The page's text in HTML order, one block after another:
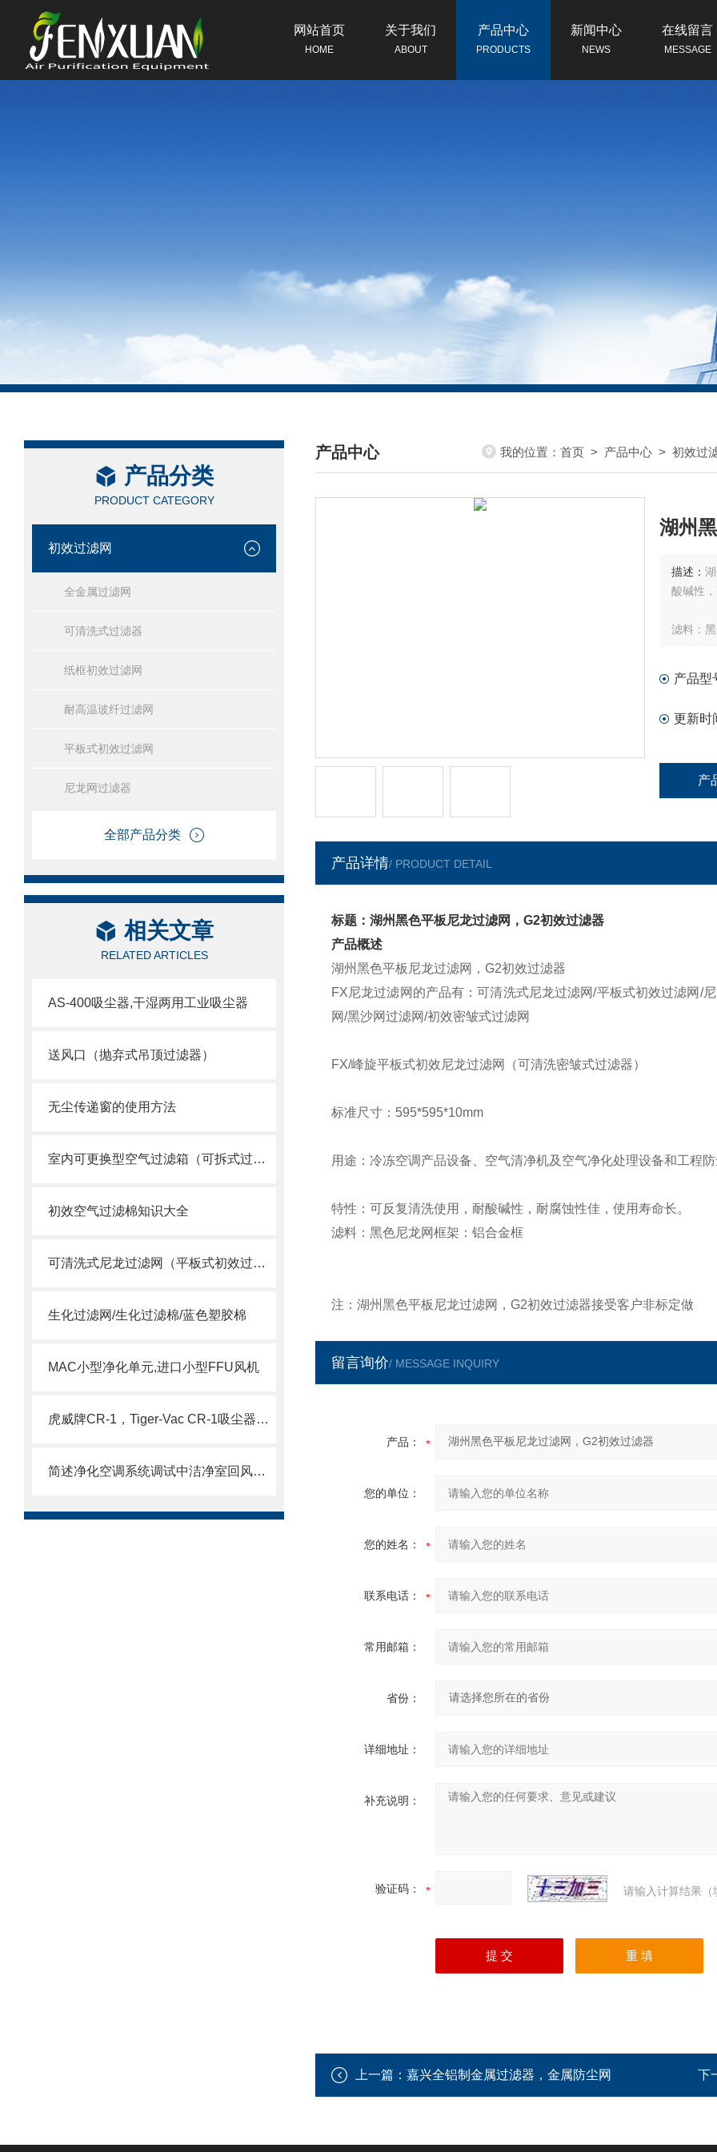
网站首页
HOME
关于我们
ABOUT
产品中心
PRODUCTS
新闻中心
NEWS
在线留言
MESSAGE
产品分类
PRODUCT CATEGORY
初效过滤网
全金属过滤网
可清洗式过滤器
纸框初效过滤网
耐高温玻纤过滤网
平板式初效过滤网
尼龙网过滤器
全部产品分类
相关文章
RELATED ARTICLES
AS-400吸尘器,干湿两用工业吸尘器
送风口（抛弃式吊顶过滤器）
无尘传递窗的使用方法
室内可更换型空气过滤箱（可拆式过滤网）
初效空气过滤棉知识大全
可清洗式尼龙过滤网（平板式初效过滤器）
生化过滤网/生化过滤棉/蓝色塑胶棉
MAC小型净化单元,进口小型FFU风机
虎威牌CR-1，Tiger-Vac CR-1吸尘器（含HEPA）
简述净化空调系统调试中洁净室回风口变为送风口的问题
产品中心
/ PRODUCTS CENTER
我的位置： 首页 > 产品中心 > 初效过
湖州
描述：
酸碱性
滤料：
产品型
更新时
产
产品详情/ PRODUCT DETAIL
标题：湖州黑色平板尼龙过滤网，G2初效过滤器
产品概述
湖州黑色平板尼龙过滤网，G2初效过滤器
FX尼龙过滤网的产品有：可清洗式尼龙过滤网/平板式初效过滤网/
网/黑沙网过滤网/初效密皱式过滤网
FX/峰旋平板式初效尼龙过滤网（可清洗密皱式过滤器）
标准尺寸：595*595*10mm
用途：冷冻空调产品设备、空气清净机及空气净化处理设备和工程防
特性：可反复清洗使用，耐酸碱性，耐腐蚀性佳，使用寿命长。
滤料：黑色尼龙网框架：铝合金框
注： 湖州黑色平板尼龙过滤网，G2初效过滤器接受客户非标定做
留言询价/ MESSAGE INQUIRY
产品：
您的单位：
您的姓名：
联系电话：
常用邮箱：
省份：
详细地址：
补充说明：
验证码： 请输入计算结果（
上一篇： 嘉兴全铝制金属过滤器，金属防尘网 下